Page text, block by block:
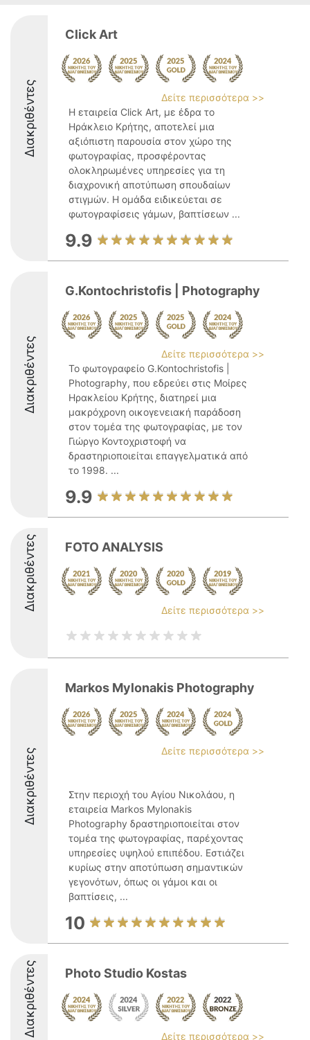
Διακριθέντες
Click Art
Δείτε περισσότερα >>
Η εταιρεία Click Art, με έδρα το
Ηράκλειο Κρήτης, αποτελεί μια
αξιόπιστη παρουσία στον χώρο της
φωτογραφίας, προσφέροντας
ολοκληρωμένες υπηρεσίες για τη
διαχρονική αποτύπωση σπουδαίων
στιγμών. Η ομάδα ειδικεύεται σε
φωτογραφίσεις γάμων, βαπτίσεων ...
9.9
Διακριθέντες
G.Kontochristofis | Photography
Δείτε περισσότερα >>
Το φωτογραφείο G.Kontochristofis |
Photography, που εδρεύει στις Μοίρες
Ηρακλείου Κρήτης, διατηρεί μια
μακρόχρονη οικογενειακή παράδοση
στον τομέα της φωτογραφίας, με τον
Γιώργο Κοντοχριστοφή να
δραστηριοποιείται επαγγελματικά από
το 1998. ...
9.9
Διακριθέντες FOTO ANALYSIS
Δείτε περισσότερα >>
Διακριθέντες
Markos Mylonakis Photography
Δείτε περισσότερα >>
Στην περιοχή του Αγίου Νικολάου, η
εταιρεία Markos Mylonakis
Photography δραστηριοποιείται στον
τομέα της φωτογραφίας, παρέχοντας
υπηρεσίες υψηλού επιπέδου. Εστιάζει
κυρίως στην αποτύπωση σημαντικών
γεγονότων, όπως οι γάμοι και οι
βαπτίσεις, ...
10
Διακριθέντες Photo Studio Kostas
Δείτε περισσότερα >>